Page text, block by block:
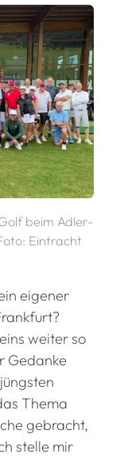
beim Adler-
Eintracht
eigener
weiter so
Gedanke
Thema
gebracht,
stelle mir